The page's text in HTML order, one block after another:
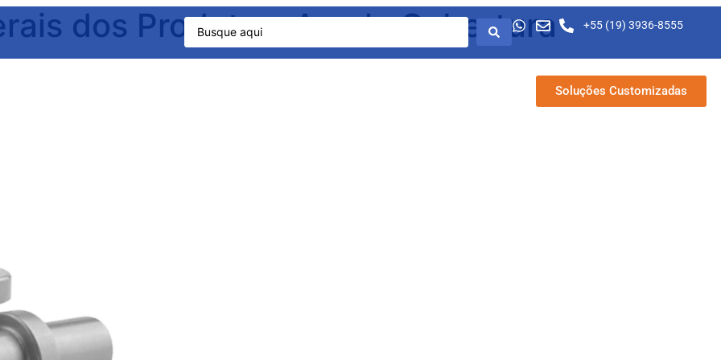
+55 (19) 3936-8555
Soluções Customizadas
dos Produtos:Ampla Cobertura